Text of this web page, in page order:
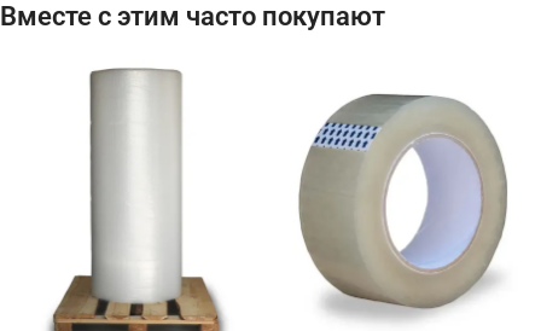
Вместе с этим часто покупают